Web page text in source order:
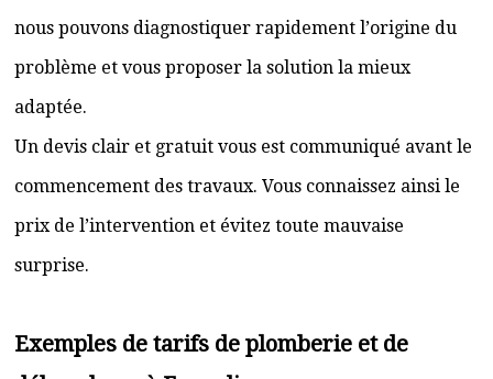
nous pouvons diagnostiquer rapidement l’origine du
problème et vous proposer la solution la mieux
adaptée.
Un devis clair et gratuit vous est communiqué avant le
commencement des travaux. Vous connaissez ainsi le
prix de l’intervention et évitez toute mauvaise
surprise.
Exemples de tarifs de plomberie et de